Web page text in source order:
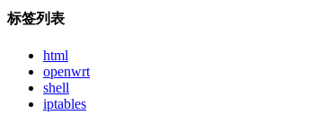
标签列表
html
openwrt
shell
iptables